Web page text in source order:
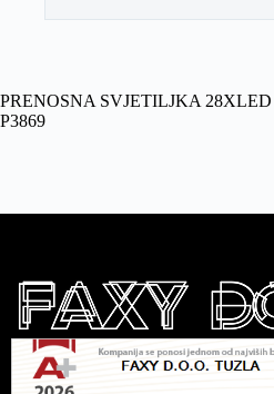
PRENOSNA SVJETILJKA
P3869